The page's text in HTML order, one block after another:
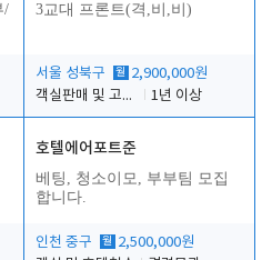
/
3교대 프론트(격,비,비)
서울 성북구 월 2,900,000원
객실판매 및 고객응대
1년 이상
호텔에어포트준
베팅, 청소이모, 부부팀 모집
합니다.
인천 중구 월 2,500,000원